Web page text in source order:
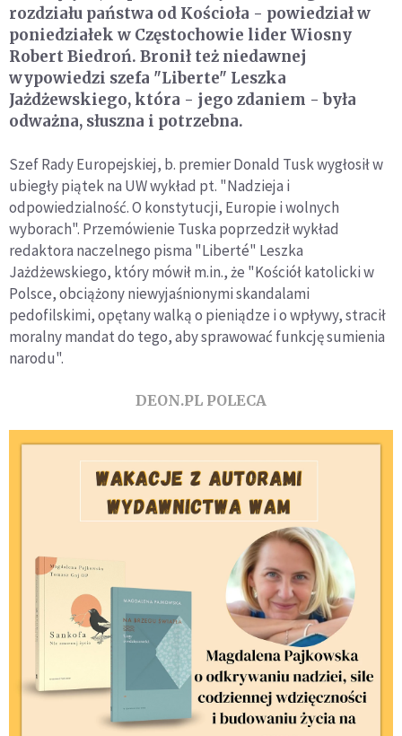
rozdziału państwa od Kościoła - powiedział w
poniedziałek w Częstochowie lider Wiosny
Robert Biedroń. Bronił też niedawnej
wypowiedzi szefa "Liberte" Leszka
Jażdżewskiego, która - jego zdaniem - była
odważna, słuszna i potrzebna.
Szef Rady Europejskiej, b. premier Donald Tusk wygłosił w
ubiegły piątek na UW wykład pt. "Nadzieja i
odpowiedzialność. O konstytucji, Europie i wolnych
wyborach". Przemówienie Tuska poprzedził wykład
redaktora naczelnego pisma "Liberté" Leszka
Jażdżewskiego, który mówił m.in., że "Kościół katolicki w
Polsce, obciążony niewyjaśnionymi skandalami
pedofilskimi, opętany walką o pieniądze i o wpływy, stracił
moralny mandat do tego, aby sprawować funkcję sumienia
narodu".
DEON.PL POLECA